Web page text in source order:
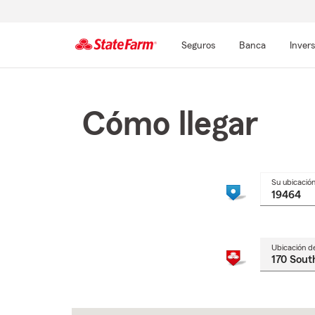
Seguros Banca
Cómo llegar
Su ubicación
Ubicación